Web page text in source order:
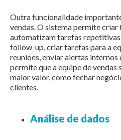
Outra funcionalidade
vendas. O sistema permite
automatizam tarefas
follow-up, criar tarefas para a
reuniões, enviar alertas internos
permite que a equipe de
maior valor, como fechar
clientes.
Análise de dados